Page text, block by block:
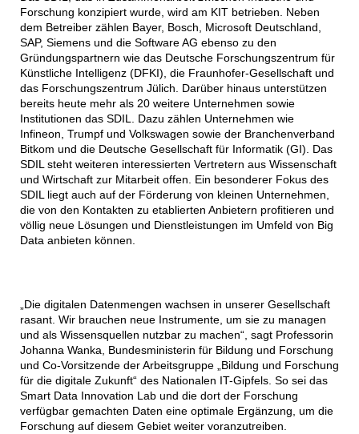
Forschung konzipiert wurde, wird am KIT betrieben. Neben
dem Betreiber zählen Bayer, Bosch, Microsoft Deutschland,
SAP, Siemens und die Software AG ebenso zu den
Gründungspartnern wie das Deutsche Forschungszentrum für
Künstliche Intelligenz (DFKI), die Fraunhofer-Gesellschaft und
das Forschungszentrum Jülich. Darüber hinaus unterstützen
bereits heute mehr als 20 weitere Unternehmen sowie
Institutionen das SDIL. Dazu zählen Unternehmen wie
Infineon, Trumpf und Volkswagen sowie der Branchenverband
Bitkom und die Deutsche Gesellschaft für Informatik (GI). Das
SDIL steht weiteren interessierten Vertretern aus Wissenschaft
und Wirtschaft zur Mitarbeit offen. Ein besonderer Fokus des
SDIL liegt auch auf der Förderung von kleinen Unternehmen,
die von den Kontakten zu etablierten Anbietern profitieren und
völlig neue Lösungen und Dienstleistungen im Umfeld von Big
Data anbieten können.
„Die digitalen Datenmengen wachsen in unserer Gesellschaft
rasant. Wir brauchen neue Instrumente, um sie zu managen
und als Wissensquellen nutzbar zu machen“, sagt Professorin
Johanna Wanka, Bundesministerin für Bildung und Forschung
und Co-Vorsitzende der Arbeitsgruppe „Bildung und Forschung
für die digitale Zukunft“ des Nationalen IT-Gipfels. So sei das
Smart Data Innovation Lab und die dort der Forschung
verfügbar gemachten Daten eine optimale Ergänzung, um die
Forschung auf diesem Gebiet weiter voranzutreiben.